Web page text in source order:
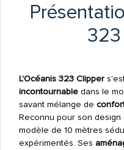
L'Océanis 323 Clipper
incontournabledans le
savant mélange de
Reconnu pour son
modèle de 10 mètres
expérimentés. Ses